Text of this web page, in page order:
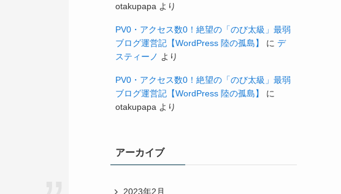
otakupapa より
PV0・アクセス数0！絶望の「のび太級」最弱
ブログ運営記【WordPress 陸の孤島】
に デ
スティーノ より
PV0・アクセス数0！絶望の「のび太級」最弱
ブログ運営記【WordPress 陸の孤島】
に
otakupapa より
アーカイブ
2023年2月